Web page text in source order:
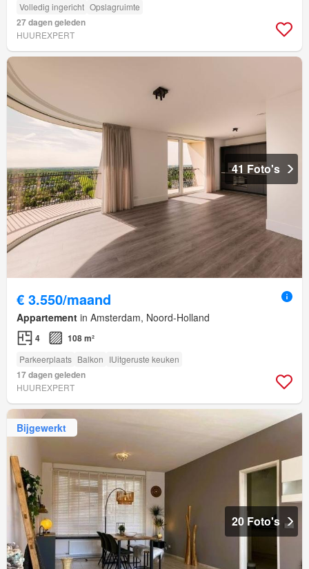
Volledig ingericht Opslagruimte
27 dagen geleden
HUUREXPERT
41 Foto's
€ 3.550/maand
Appartement in Amsterdam, Noord-Holland
4 108 m²
Parkeerplaats Balkon IUitgeruste keuken
17 dagen geleden
HUUREXPERT
Bijgewerkt
20 Foto's